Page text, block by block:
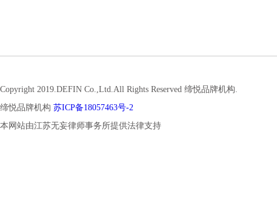
Copyright 2019.DEFIN Co.,Ltd.All Rights Reserved 缔悦品牌机构.
缔悦品牌机构 苏ICP备18057463号-2
本网站由江苏无妄律师事务所提供法律支持